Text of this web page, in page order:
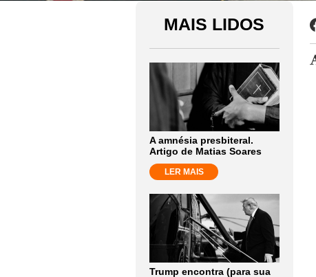
MAIS LIDOS
A amnésia presbiteral.
Artigo de Matias Soares
LER MAIS
Trump encontra (para sua